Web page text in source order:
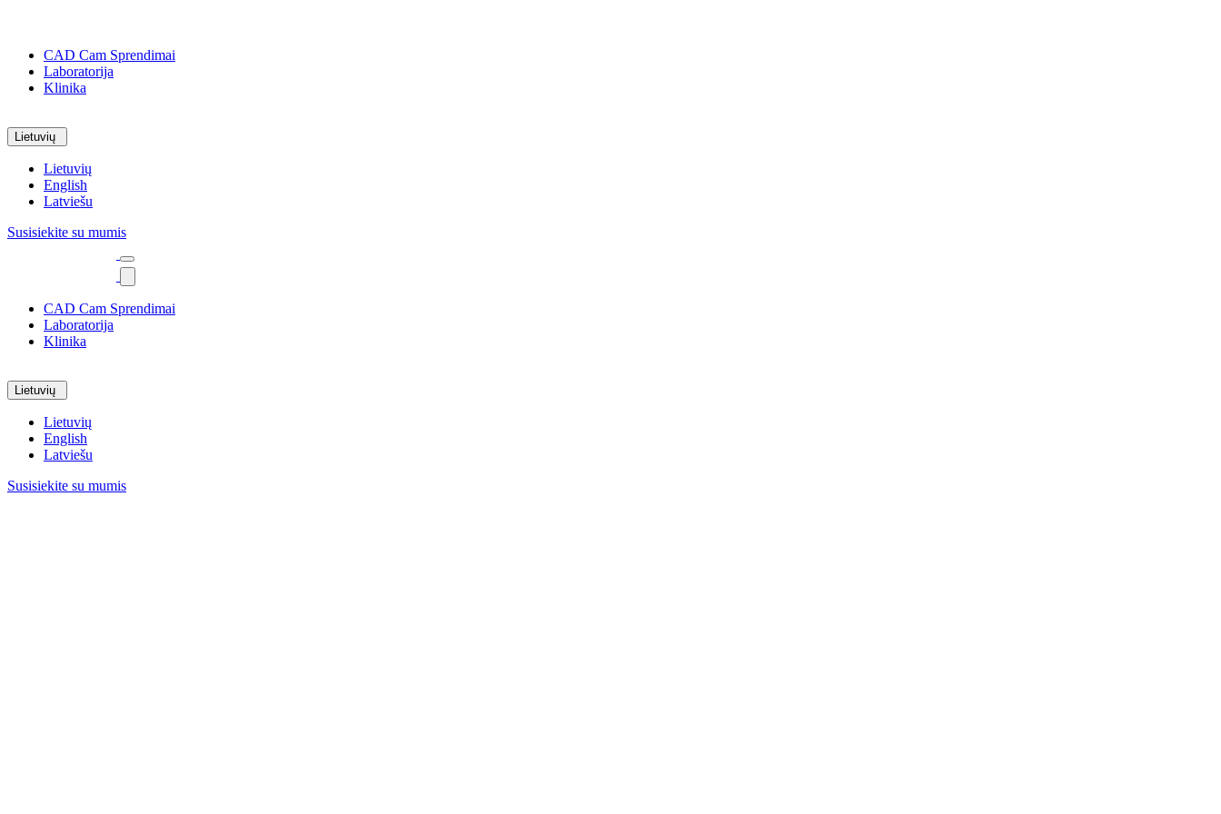
CAD Cam Sprendimai
Laboratorija
Klinika
Lietuvių
Lietuvių
English
Latviešu
Susisiekite su mumis
CAD Cam Sprendimai
Laboratorija
Klinika
Lietuvių
Lietuvių
English
Latviešu
Susisiekite su mumis